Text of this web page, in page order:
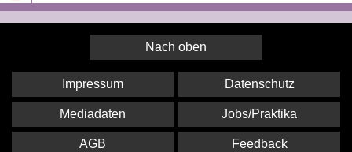
Nach oben
Impressum Datenschutz
Mediadaten Jobs/Praktika
AGB Feedback